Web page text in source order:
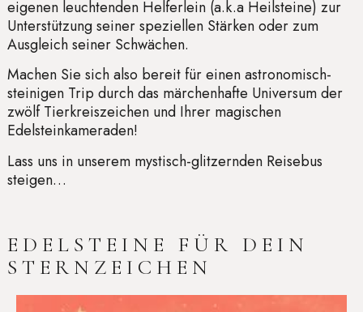
eigenen leuchtenden Helferlein (a.k.a Heilsteine) zur
Unterstützung seiner speziellen Stärken oder zum
Ausgleich seiner Schwächen.
Machen Sie sich also bereit für einen astronomisch-
steinigen Trip durch das märchenhafte Universum der
zwölf Tierkreiszeichen und Ihrer magischen
Edelsteinkameraden!
Lass uns in unserem mystisch-glitzernden Reisebus
steigen…
EDELSTEINE FÜR DEIN
STERNZEICHEN